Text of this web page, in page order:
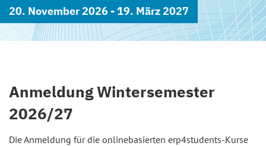
20. November 2026 - 19. März 2027
Anmeldung Wintersemester
2026/27
Die Anmeldung für die onlinebasierten erp4students-Kurse